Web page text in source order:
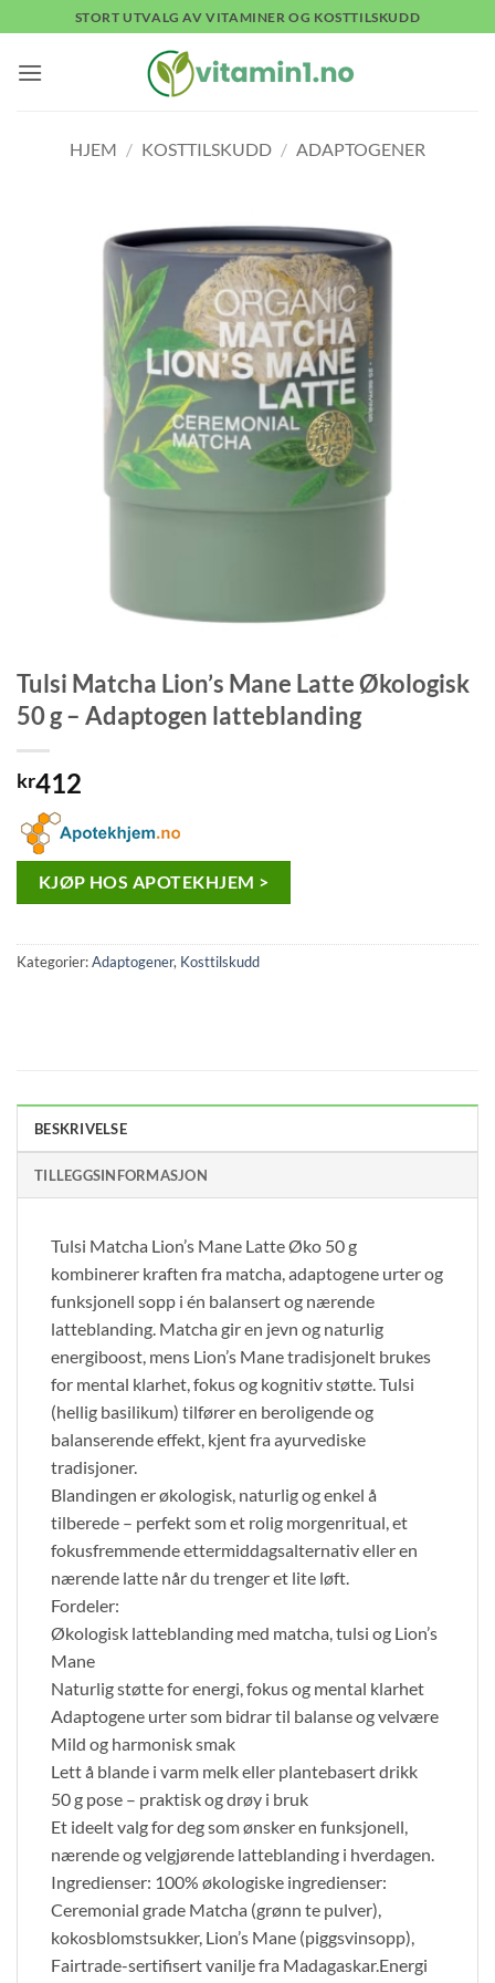
to
content
STORT UTVALG AV VITAMINER OG KOSTTILSKUDD
HJEM / KOSTTILSKUDD / ADAPTOGENER
Tulsi Matcha Lion’s Mane Latte Økologisk
50 g – Adaptogen latteblanding
kr412
KJØP HOS APOTEKHJEM >
Kategorier:Adaptogener, Kosttilskudd
BESKRIVELSE
TILLEGGSINFORMASJON
Tulsi Matcha Lion’s Mane Latte Øko 50 g
kombinerer kraften fra matcha, adaptogene urter og
funksjonell sopp i én balansert og nærende
latteblanding. Matcha gir en jevn og naturlig
energiboost, mens Lion’s Mane tradisjonelt brukes
for mental klarhet, fokus og kognitiv støtte. Tulsi
(hellig basilikum) tilfører en beroligende og
balanserende effekt, kjent fra ayurvediske
tradisjoner.
Blandingen er økologisk, naturlig og enkel å
tilberede – perfekt som et rolig morgenritual, et
fokusfremmende ettermiddagsalternativ eller en
nærende latte når du trenger et lite løft.
Fordeler:
Økologisk latteblanding med matcha, tulsi og Lion’s
Mane
Naturlig støtte for energi, fokus og mental klarhet
Adaptogene urter som bidrar til balanse og velvære
Mild og harmonisk smak
Lett å blande i varm melk eller plantebasert drikk
50 g pose – praktisk og drøy i bruk
Et ideelt valg for deg som ønsker en funksjonell,
nærende og velgjørende latteblanding i hverdagen.
Ingredienser: 100% økologiske ingredienser:
Ceremonial grade Matcha (grønn te pulver),
kokosblomstsukker, Lion’s Mane (piggsvinsopp),
Fairtrade-sertifisert vanilje fra Madagaskar.Energi